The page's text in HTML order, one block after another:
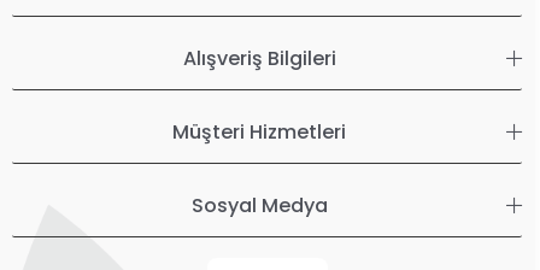
Alışveriş Bilgileri
Müşteri Hizmetleri
Sosyal Medya